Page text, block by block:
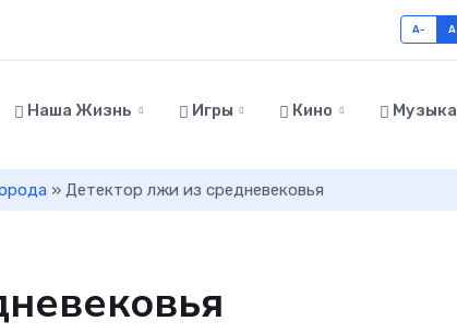
A- A
Наша Жизнь Игры Кино Музыка
» Детектор лжи из средневековья